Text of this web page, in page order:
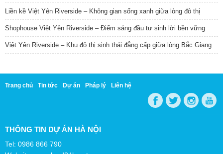
Liền kề Việt Yên Riverside – Không gian sống xanh giữa lòng đô thị
Shophouse Việt Yên Riverside – Điểm sáng đầu tư sinh lời bền vững
Việt Yên Riverside – Khu đô thị sinh thái đẳng cấp giữa lòng Bắc Giang
Trang chủ Tin tức Dự án Pháp lý Liên hệ
THÔNG TIN DỰ ÁN HÀ NỘI
Tel: 0986 866 790